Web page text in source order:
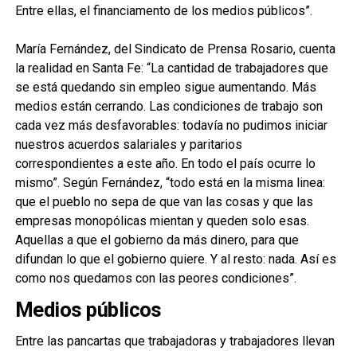
Entre ellas, el financiamento de los medios públicos”.
María Fernández, del Sindicato de Prensa Rosario, cuenta
la realidad en Santa Fe: “La cantidad de trabajadores que
se está quedando sin empleo sigue aumentando. Más
medios están cerrando. Las condiciones de trabajo son
cada vez más desfavorables: todavía no pudimos iniciar
nuestros acuerdos salariales y paritarios
correspondientes a este año. En todo el país ocurre lo
mismo”. Según Fernández, “todo está en la misma linea:
que el pueblo no sepa de que van las cosas y que las
empresas monopólicas mientan y queden solo esas.
Aquellas a que el gobierno da más dinero, para que
difundan lo que el gobierno quiere. Y al resto: nada. Así es
como nos quedamos con las peores condiciones”.
Medios públicos
Entre las pancartas que trabajadoras y trabajadores llevan